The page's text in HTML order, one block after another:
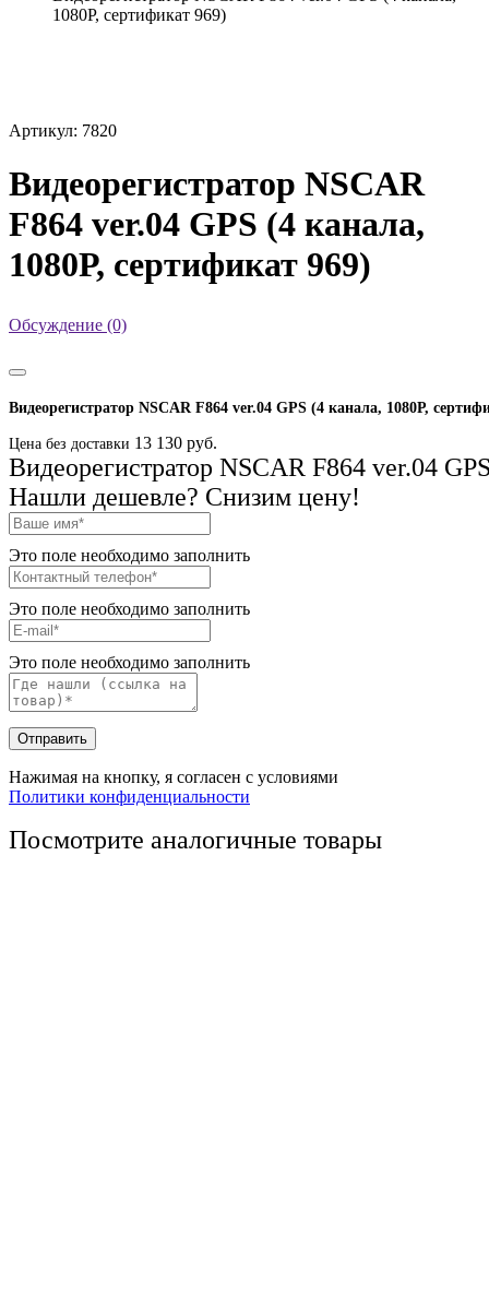
1080Р, сертификат 969)
Артикул: 7820
Видеорегистратор NSCAR
F864 ver.04 GPS (4 канала,
1080Р, сертификат 969)
Обсуждение (0)
Видеорегистратор NSCAR F864 ver.04 GPS (4 канала, 1080Р,
Цена без доставки 13 130 руб.
Видеорегистратор NSCAR F864 ver.04
Нашли дешевле? Снизим цену!
Это поле необходимо заполнить
Это поле необходимо заполнить
Это поле необходимо заполнить
Отправить
Нажимая на кнопку, я согласен с условиями
Политики конфиденциальности
Посмотрите аналогичные товары